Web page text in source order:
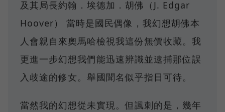
及其局長約翰．埃德加．胡佛（J. Edgar
Hoover） 當時是國民偶像，我幻想胡佛本
人會親自來奧馬哈檢視我這份無價收藏。我
更進一步幻想我們能迅速辨識並逮捕那位誤
入歧途的修女。舉國聞名似乎指日可待。
當然我的幻想從未實現。但諷刺的是，幾年